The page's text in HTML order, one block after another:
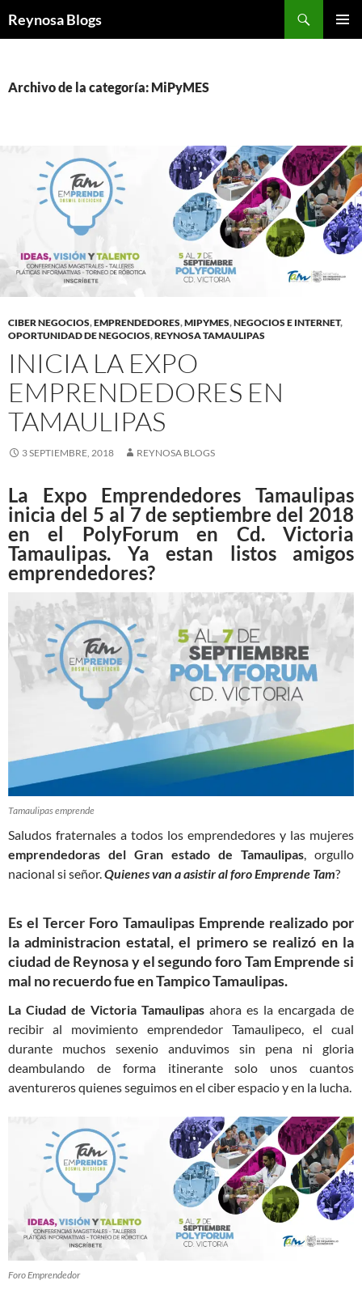
Reynosa Blogs
Archivo de la categoría: MiPyMES
CIBER NEGOCIOS,EMPRENDEDORES,MIPYMES,NEGOCIOS E INTERNET,
OPORTUNIDAD DE NEGOCIOS,REYNOSA TAMAULIPAS
INICIA LA EXPO
EMPRENDEDORES EN
TAMAULIPAS
3 SEPTIEMBRE, 2018 REYNOSA BLOGS
La Expo Emprendedores Tamaulipas
inicia del 5 al 7 de septiembre del 2018
en el PolyForum en Cd. Victoria
Tamaulipas. Ya estan listos amigos
emprendedores?
Tamaulipas emprende
Saludos fraternales a todos los emprendedores y las mujeres
emprendedoras del Gran estado de Tamaulipas , orgullo
nacional si señor. Quienes van a asistir al foro Emprende Tam?
Es el Tercer Foro Tamaulipas Emprende realizado por
la administracion estatal, el primero se realizó en la
ciudad de Reynosay el segundo foro Tam Emprende si
mal no recuerdo fue enTampico Tamaulipas.
La Ciudad de Victoria Tamaulipas ahora es la encargada de
recibir al movimiento emprendedor Tamaulipeco, el cual
durante muchos sexenio anduvimos sin pena ni gloria
deambulando de forma itinerante solo unos cuantos
aventureros quienes seguimos en el ciber espacio y en la lucha.
Foro Emprendedor